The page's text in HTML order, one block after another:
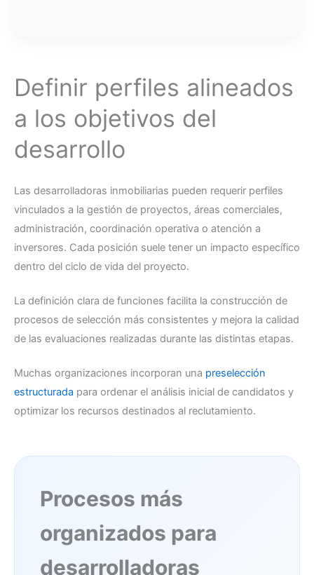
Definir perfiles alineados
a los objetivos del
desarrollo
Las desarrolladoras inmobiliarias pueden requerir perfiles
vinculados a la gestión de proyectos, áreas comerciales,
administración, coordinación operativa o atención a
inversores. Cada posición suele tener un impacto específico
dentro del ciclo de vida del proyecto.
La definición clara de funciones facilita la construcción de
procesos de selección más consistentes y mejora la calidad
de las evaluaciones realizadas durante las distintas etapas.
Muchas organizaciones incorporan una preselección
estructurada para ordenar el análisis inicial de candidatos y
optimizar los recursos destinados al reclutamiento.
Procesos más
organizados para
desarrolladoras